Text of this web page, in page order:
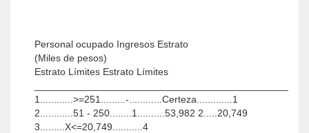
Personal ocupado Ingresos Estrato
(Miles de pesos)
Estrato Límites Estrato Límites
1............>=251.........-............Certeza.............1
2............51 - 250........1..........53,982 2.....20,749
3.........X<=20,749...........4